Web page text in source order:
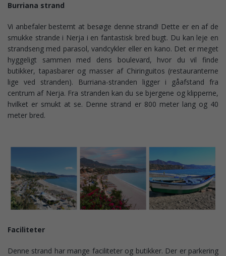
Burriana strand
Vi anbefaler bestemt at besøge denne strand! Dette er en af de
smukke strande i Nerja i en fantastisk bred bugt. Du kan leje en
strandseng med parasol, vandcykler eller en kano. Det er meget
hyggeligt sammen med dens boulevard, hvor du vil finde
butikker, tapasbarer og masser af Chiringuitos (restauranterne
lige ved stranden). Burriana-stranden ligger i gåafstand fra
centrum af Nerja. Fra stranden kan du se bjergene og klipperne,
hvilket er smukt at se. Denne strand er 800 meter lang og 40
meter bred.
Faciliteter
Denne strand har mange faciliteter og butikker. Der er parkering